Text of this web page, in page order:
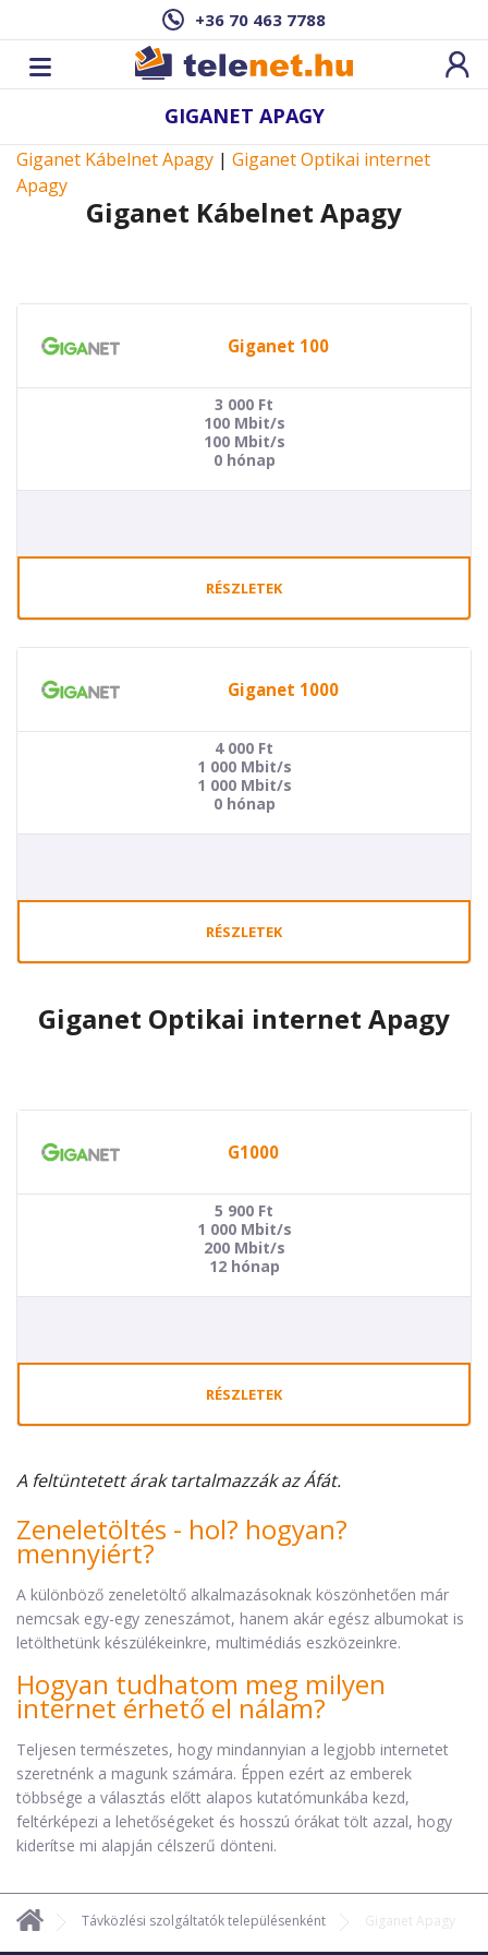
+36 70 463 7788
GIGANET APAGY
Giganet Kábelnet Apagy | Giganet Optikai internet
Apagy
Giganet Kábelnet Apagy
Giganet 100
3 000 Ft
100 Mbit/s
100 Mbit/s
0 hónap
RÉSZLETEK
Giganet 1000
4 000 Ft
1 000 Mbit/s
1 000 Mbit/s
0 hónap
RÉSZLETEK
Giganet Optikai internet Apagy
G1000
5 900 Ft
1 000 Mbit/s
200 Mbit/s
12 hónap
RÉSZLETEK
A feltüntetett árak tartalmazzák az Áfát.
Zeneletöltés - hol? hogyan?
mennyiért?
A különböző zeneletöltő alkalmazásoknak köszönhetően már
nemcsak egy-egy zeneszámot, hanem akár egész albumokat is
letölthetünk készülékeinkre, multimédiás eszközeinkre.
Hogyan tudhatom meg milyen
internet érhető el nálam?
Teljesen természetes, hogy mindannyian a legjobb internetet
szeretnénk a magunk számára. Éppen ezért az emberek
többsége a választás előtt alapos kutatómunkába kezd,
feltérképezi a lehetőségeket és hosszú órákat tölt azzal, hogy
kiderítse mi alapján célszerű dönteni.
Távközlési szolgáltatók településenként Giganet Apagy